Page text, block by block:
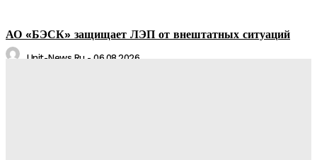
АО «БЭСК» защищает ЛЭП от внештатных ситуаций
Unit-News.ru - 06.08.2026